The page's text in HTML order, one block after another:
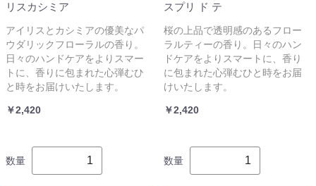
リスカシミア
アイリスとカシミアの優美なパ
ウダリックフローラルの香り。
日々のハンドケアをよりスマー
トに、香りに包まれた心弾むひ
と時をお届けいたします。
￥2,420
数量
スプリ ド テ
桜の上品で透明感のあるフロー
ラルティーの香り。日々のハン
ドケアをよりスマートに、香り
に包まれた心弾むひと時をお届
けいたします。
￥2,420
数量